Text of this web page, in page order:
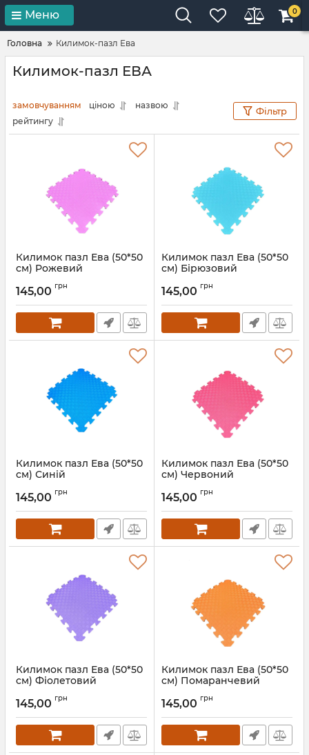
Меню 0
Головна Килимок-пазл Ева
Килимок-пазл ЕВА
замовчуванням ціною
назвою
рейтингу
Фільтр
Килимок пазл Ева (50*50
см) Рожевий
145,00 грн
Килимок пазл Ева (50*50
см) Бірюзовий
145,00 грн
Килимок пазл Ева (50*50
см) Синій
145,00 грн
Килимок пазл Ева (50*50
см) Червоний
145,00 грн
Килимок пазл Ева (50*50
см) Фіолетовий
145,00 грн
Килимок пазл Ева (50*50
см) Помаранчевий
145,00 грн